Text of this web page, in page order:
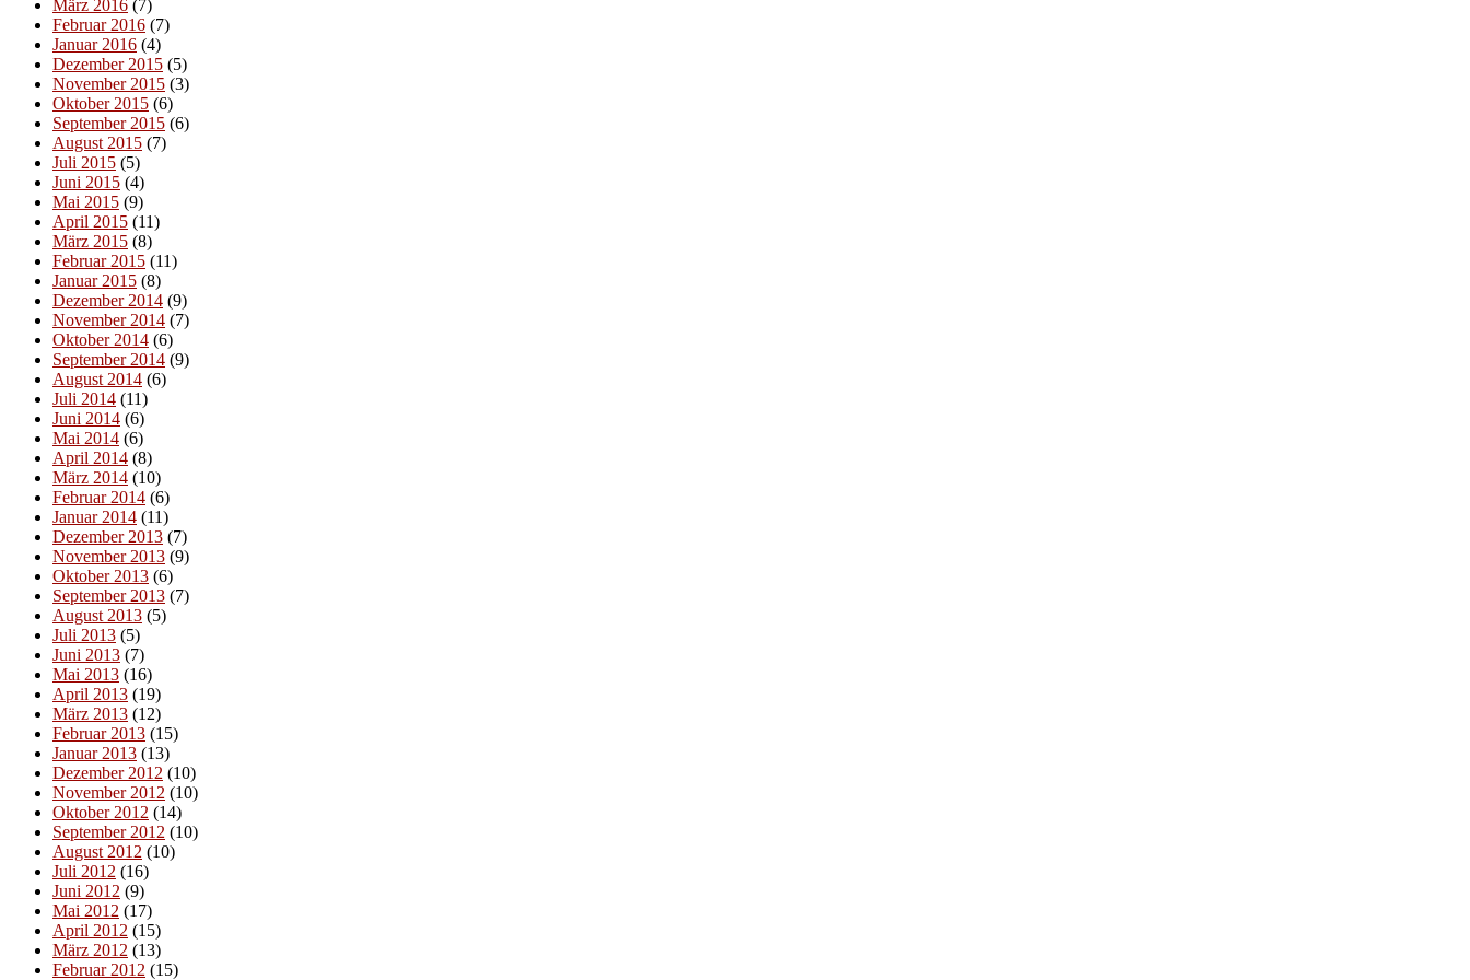
März 2016 (7)
Februar 2016 (7)
Januar 2016 (4)
Dezember 2015 (5)
November 2015 (3)
Oktober 2015 (6)
September 2015 (6)
August 2015 (7)
Juli 2015 (5)
Juni 2015 (4)
Mai 2015 (9)
April 2015 (11)
März 2015 (8)
Februar 2015 (11)
Januar 2015 (8)
Dezember 2014 (9)
November 2014 (7)
Oktober 2014 (6)
September 2014 (9)
August 2014 (6)
Juli 2014 (11)
Juni 2014 (6)
Mai 2014 (6)
April 2014 (8)
März 2014 (10)
Februar 2014 (6)
Januar 2014 (11)
Dezember 2013 (7)
November 2013 (9)
Oktober 2013 (6)
September 2013 (7)
August 2013 (5)
Juli 2013 (5)
Juni 2013 (7)
Mai 2013 (16)
April 2013 (19)
März 2013 (12)
Februar 2013 (15)
Januar 2013 (13)
Dezember 2012 (10)
November 2012 (10)
Oktober 2012 (14)
September 2012 (10)
August 2012 (10)
Juli 2012 (16)
Juni 2012 (9)
Mai 2012 (17)
April 2012 (15)
März 2012 (13)
Februar 2012 (15)